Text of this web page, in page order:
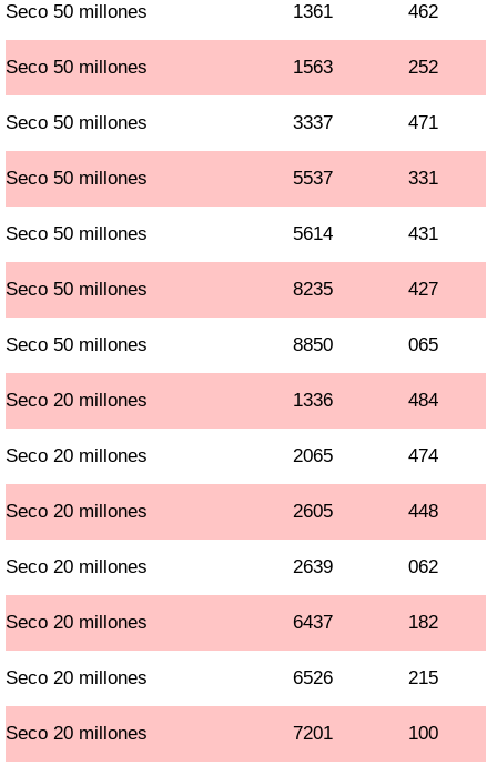
Seco 50 millones 1361 462
Seco 50 millones 1563 252
Seco 50 millones 3337 471
Seco 50 millones 5537 331
Seco 50 millones 5614 431
Seco 50 millones 8235 427
Seco 50 millones 8850 065
Seco 20 millones 1336 484
Seco 20 millones 2065 474
Seco 20 millones 2605 448
Seco 20 millones 2639 062
Seco 20 millones 6437 182
Seco 20 millones 6526 215
Seco 20 millones 7201 100